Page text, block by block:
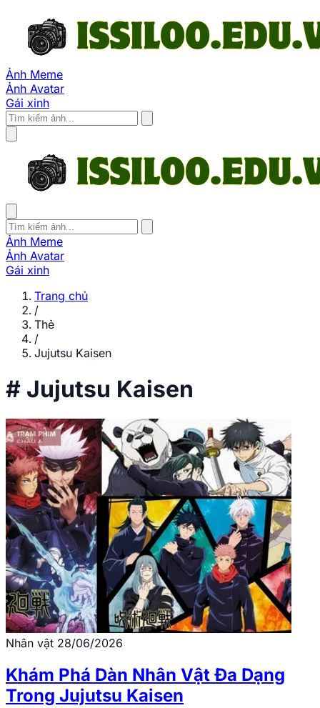
Ảnh Meme
Ảnh Avatar
Gái xinh
Ảnh Meme
Ảnh Avatar
Gái xinh
Trang chủ
/
Thẻ
/
Jujutsu Kaisen
# Jujutsu Kaisen
Nhân vật 28/06/2026
Khám Phá Dàn Nhân Vật Đa Dạng
Trong Jujutsu Kaisen